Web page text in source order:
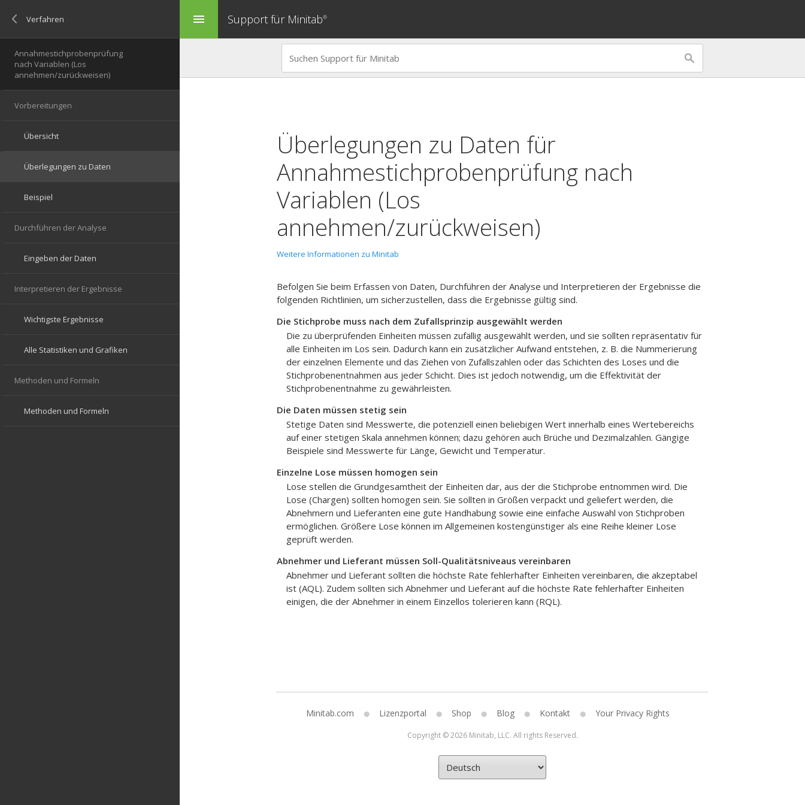
menu Support für Minitab®
Überlegungen zu Daten für
Annahmestichprobenprüfung nach
Variablen (Los
annehmen/zurückweisen)
Weitere Informationen zu Minitab
Befolgen Sie beim Erfassen von Daten, Durchführen der Analyse und Interpretieren der Ergebnisse die
folgenden Richtlinien, um sicherzustellen, dass die Ergebnisse gültig sind.
Die Stichprobe muss nach dem Zufallsprinzip ausgewählt werden
Die zu überprüfenden Einheiten müssen zufällig ausgewählt werden, und sie sollten repräsentativ für
alle Einheiten im Los sein. Dadurch kann ein zusätzlicher Aufwand entstehen, z. B. die Nummerierung
der einzelnen Elemente und das Ziehen von Zufallszahlen oder das Schichten des Loses und die
Stichprobenentnahmen aus jeder Schicht. Dies ist jedoch notwendig, um die Effektivität der
Stichprobenentnahme zu gewährleisten.
Die Daten müssen stetig sein
Stetige Daten sind Messwerte, die potenziell einen beliebigen Wert innerhalb eines Wertebereichs
auf einer stetigen Skala annehmen können; dazu gehören auch Brüche und Dezimalzahlen. Gängige
Beispiele sind Messwerte für Länge, Gewicht und Temperatur.
Einzelne Lose müssen homogen sein
Lose stellen die Grundgesamtheit der Einheiten dar, aus der die Stichprobe entnommen wird. Die
Lose (Chargen) sollten homogen sein. Sie sollten in Größen verpackt und geliefert werden, die
Abnehmern und Lieferanten eine gute Handhabung sowie eine einfache Auswahl von Stichproben
ermöglichen. Größere Lose können im Allgemeinen kostengünstiger als eine Reihe kleiner Lose
geprüft werden.
Abnehmer und Lieferant müssen Soll-Qualitätsniveaus vereinbaren
Abnehmer und Lieferant sollten die höchste Rate fehlerhafter Einheiten vereinbaren, die akzeptabel
ist (AQL). Zudem sollten sich Abnehmer und Lieferant auf die höchste Rate fehlerhafter Einheiten
einigen, die der Abnehmer in einem Einzellos tolerieren kann (RQL).
Minitab.com Lizenzportal Shop Blog Kontakt Your Privacy Rights
Copyright © 2026 Minitab, LLC. All rights Reserved.